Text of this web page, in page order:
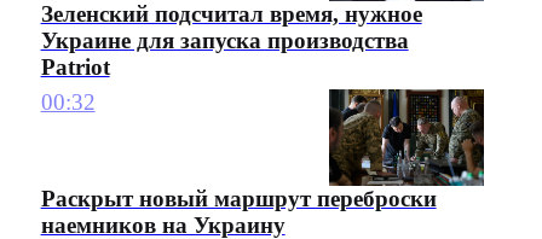
Зеленский подсчитал время, нужное
Украине для запуска производства
Patriot
00:32
Раскрыт новый маршрут переброски
наемников на Украину